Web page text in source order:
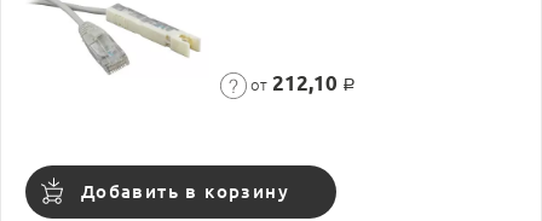
от 212,10 Р
Добавить в корзину